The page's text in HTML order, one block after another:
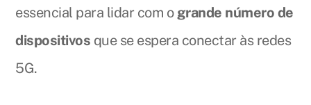
essencial para lidar com o grande número de
dispositivos que se espera conectar às redes
5G.